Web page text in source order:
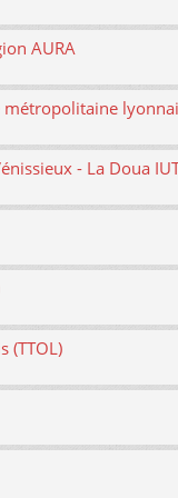
AURA
métropolitaine
- La Doua
(TTOL)